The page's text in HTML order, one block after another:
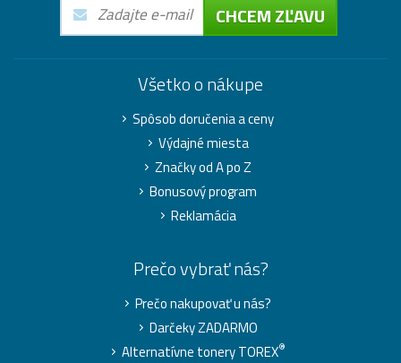
CHCEM ZĽAVU
Všetko o nákupe
Spôsob doručenia a ceny
Výdajné miesta
Značky od A po Z
Bonusový program
Reklamácia
Prečo vybrať nás?
Prečo nakupovať u nás?
Darčeky ZADARMO
Alternatívne tonery TOREX®